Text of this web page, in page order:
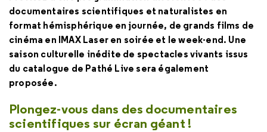
documentaires scientifiques et naturalistes en
format hémisphérique en journée, de grands films de
cinéma en IMAX Laser en soirée et le week-end. Une
saison culturelle inédite de spectacles vivants issus
du catalogue de Pathé Live sera également
proposée.
Plongez-vous dans des documentaires
scientifiques sur écran géant !